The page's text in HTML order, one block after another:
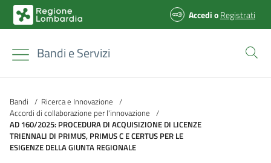
AccedioRegistrati
Bandi e Servizi
Bandi / Ricerca e Innovazione /
Accordi di collaborazione per l'innovazione /
AD 160/2025: PROCEDURA DI ACQUISIZIONE DI LICENZE
TRIENNALI DI PRIMUS, PRIMUS C E CERTUS PER LE
ESIGENZE DELLA GIUNTA REGIONALE